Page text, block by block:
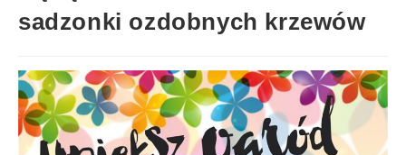
sadzonki ozdobnych krzewów